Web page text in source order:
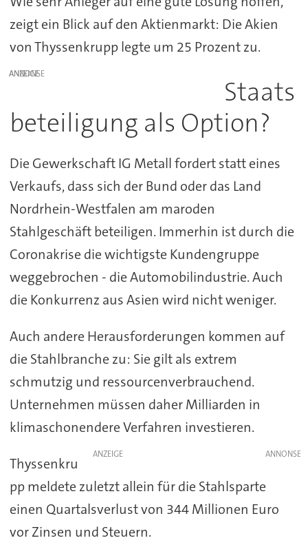
zeigt ein Blick auf den Aktienmarkt: Die Akien
von Thyssenkrupp legte um 25 Prozent zu.
ANZEIGE
Staats
beteiligung als Option?
Die Gewerkschaft IG Metall fordert statt eines
Verkaufs, dass sich der Bund oder das Land
Nordrhein-Westfalen am maroden
Stahlgeschäft beteiligen. Immerhin ist durch die
Coronakrise die wichtigste Kundengruppe
weggebrochen - die Automobilindustrie. Auch
die Konkurrenz aus Asien wird nicht weniger.
Auch andere Herausforderungen kommen auf
die Stahlbranche zu: Sie gilt als extrem
schmutzig und ressourcenverbrauchend.
Unternehmen müssen daher Milliarden in
klimaschonendere Verfahren investieren.
ANZEIGE
Thyssenkru
pp meldete zuletzt allein für die Stahlsparte
einen Quartalsverlust von 344 Millionen Euro
vor Zinsen und Steuern.